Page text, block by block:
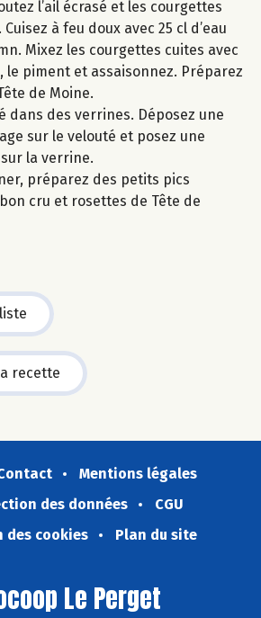
l’ail écrasé et les courgettes
à feu doux avec 25 cl d’eau
Mixez les courgettes cuites avec
le piment et assaisonnez. Préparez
de Moine.
dans des verrines. Déposez une
sur le velouté et posez une
la verrine.
préparez des petits pics
cru et rosettes de Tête de
recette
Mentions légales
des données
CGU
des cookies
Plan du site
Le Perget